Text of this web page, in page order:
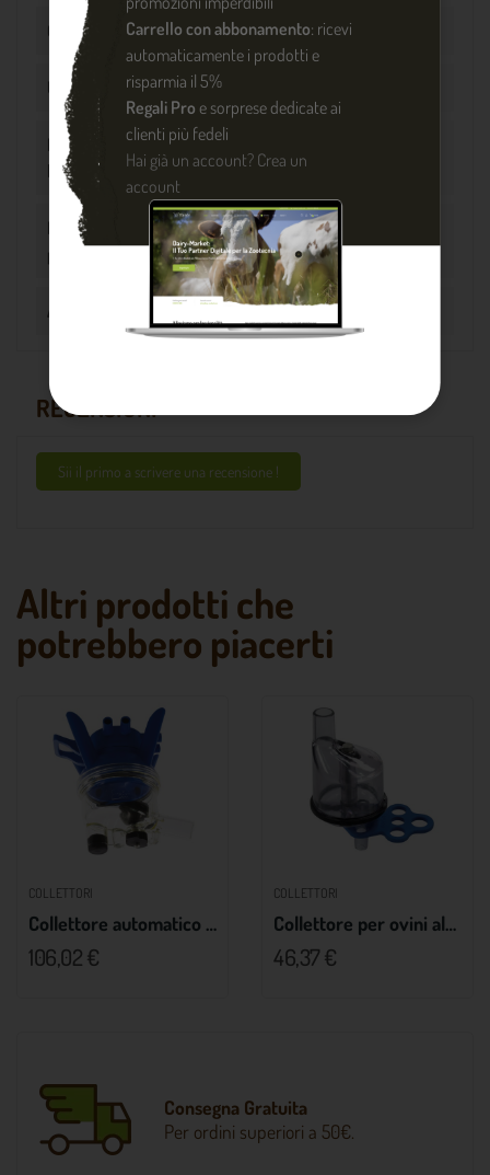
Capacità 300 cc
Uscita latte 16 x 21 mm
Nipplo ingresso
latte
7 x 13 mm
Nipplo
pulsazione
6 x 10 mm
Animale Bovini
RECENSIONI
Sii il primo a scrivere una recensione !
Altri prodotti che
potrebbero piacerti
COLLETTORI
Collettore automatico 200cc
106,02 €
COLLETTORI
Collettore per ovini alto flusso
46,37 €
Consegna Gratuita
Per ordini superiori a 50€.
Carrello con abbonamento: ricevi
automaticamente i prodotti e
risparmia il 5%
Regali Pro e sorprese dedicate ai
clienti più fedeli
Hai già un account? Crea un
account